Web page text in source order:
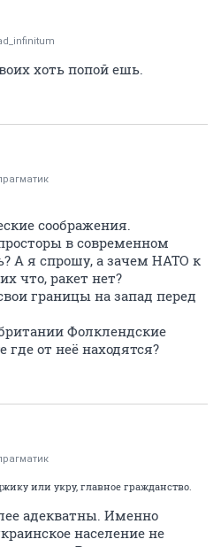
хоть попой ешь.
соображения.
в современном
А я спрошу, а зачем НАТО к
что, ракет нет?
границы на запад перед
Фолклендские
где от неё находятся?
или укру, главное гражданство.
адекватны. Именно
население не